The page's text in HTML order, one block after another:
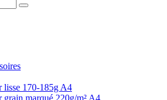
lisse 170-185g A4
grain marqué 220g/m² A4